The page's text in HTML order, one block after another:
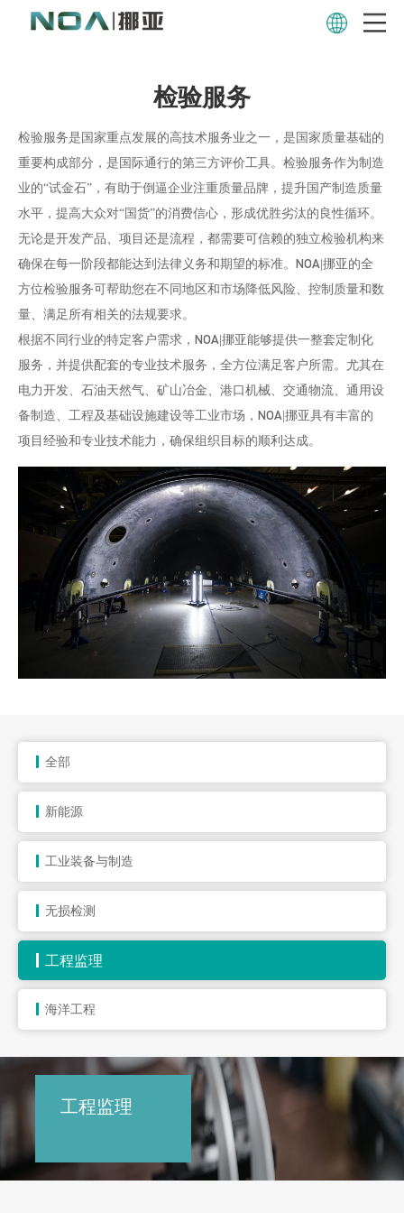
检验、评估与设计审查
规范供应链制造水平，达成相关
检验服务
检验服务是国家重点发展的高技术服务业之一，是国家质量基础的
重要构成部分，是国际通行的第三方评价工具。检验服务作为制造
业的“试金石”，有助于倒逼企业注重质量品牌，提升国产制造质量
水平，提高大众对“国货”的消费信心，形成优胜劣汰的良性循环。
无论是开发产品、项目还是流程，都需要可信赖的独立检验机构来
确保在每一阶段都能达到法律义务和期望的标准。NOA|挪亚的全
方位检验服务可帮助您在不同地区和市场降低风险、控制质量和数
量、满足所有相关的法规要求。
根据不同行业的特定客户需求，NOA|挪亚能够提供一整套定制化
服务，并提供配套的专业技术服务，全方位满足客户所需。尤其在
电力开发、石油天然气、矿山冶金、港口机械、交通物流、通用设
备制造、工程及基础设施建设等工业市场，NOA|挪亚具有丰富的
项目经验和专业技术能力，确保组织目标的顺利达成。
全部
新能源
工业装备与制造
无损检测
工程监理
海洋工程
工程监理